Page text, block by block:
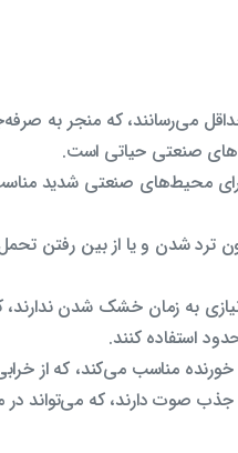
می‌رسانند، که منجر به
صنعتی حیاتی است.
سانتی‌گراد آنها را برای محیط‌های
ترد شدن و یا از بین رفتن
به زمان خشک شدن
استفاده کنند.
خورنده مناسب می‌کند، که از
جذب صوت دارند، که می‌تواند